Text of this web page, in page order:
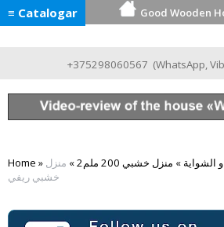
≡ Catalogar Good Wooden
+375298060567 (WhatsApp,
Home » الشواية » منزل خشبي 200 ملم2 » منزل
خشبي ريفي